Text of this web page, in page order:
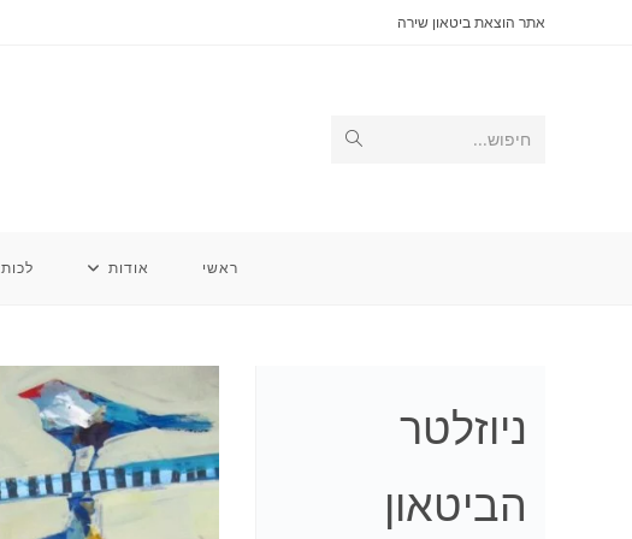
אתר הוצאת ביטאון שירה
חיפוש... Submit
ראשי אודות
ניוזלטר
הביטאון